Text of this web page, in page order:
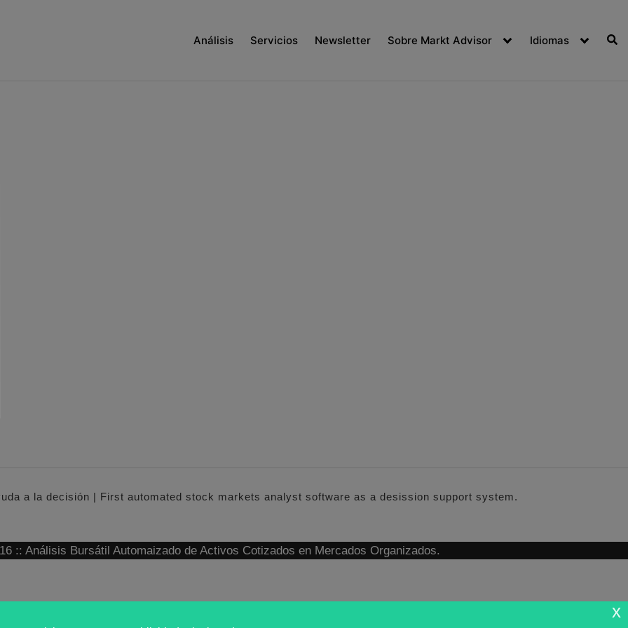
Análisis Servicios Newsletter Sobre Markt Advisor Idiomas
a la decisión | First automated stock markets analyst software as a desission support system.
:: Análisis Bursátil Automaizado de Activos Cotizados en Mercados Organizados.
x